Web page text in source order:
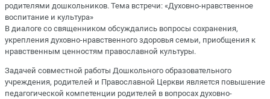
родителями дошкольников. Тема встречи: «Духовно-нравственное
воспитание и культура»
В диалоге со священником обсуждались вопросы сохранения,
укрепления духовно-нравственного здоровья семьи, приобщения к
нравственным ценностям православной культуры.
Задачей совместной работы Дошкольного образовательного
учреждения, родителей и Православной Церкви является повышение
педагогической компетенции родителей в вопросах духовно-